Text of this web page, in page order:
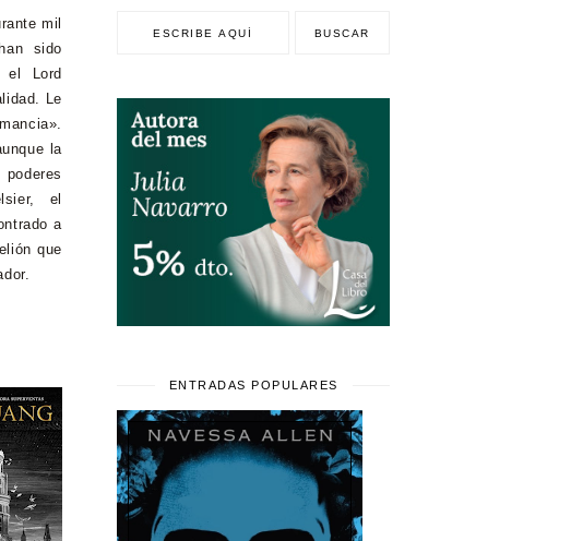
mil
sido
el Lord
Le
la
el
a
que
ENTRADAS POPULARES